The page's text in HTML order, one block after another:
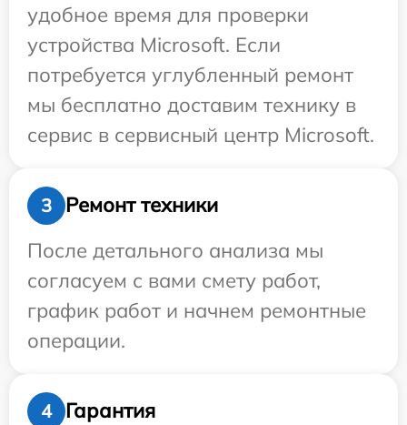
удобное время для проверки
устройства Microsoft. Если
потребуется углубленный ремонт
мы бесплатно доставим технику в
сервис в сервисный центр Microsoft.
3
Ремонт техники
После детального анализа мы
согласуем с вами смету работ,
график работ и начнем ремонтные
операции.
4
Гарантия